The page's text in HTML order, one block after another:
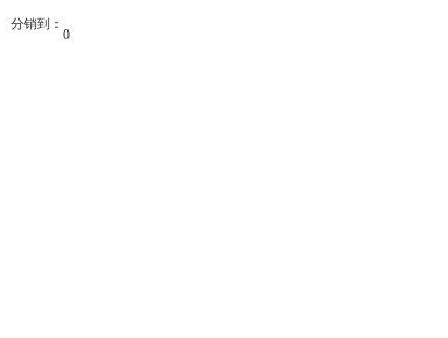
分销到：
0